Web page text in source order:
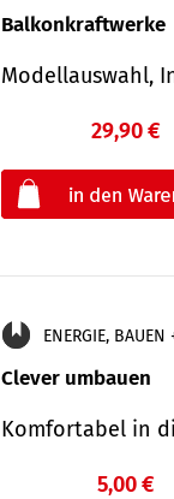
Balkonkraftwerke
Modellauswahl,
29,90 €
ENERGIE,
Clever umbauen
Komfortabel in
5,00 €